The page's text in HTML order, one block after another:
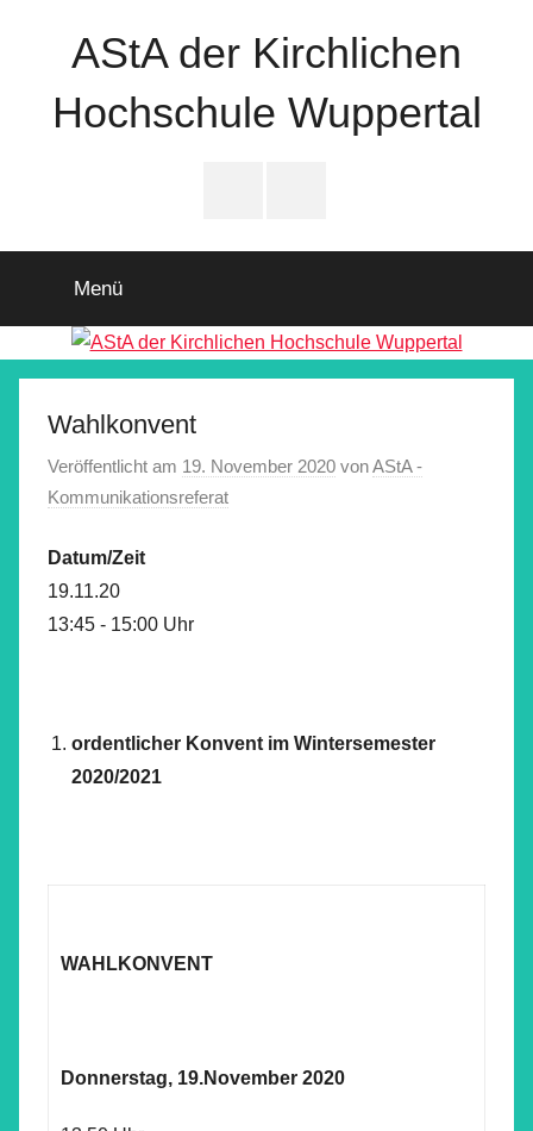
AStA der Kirchlichen
Hochschule Wuppertal
Menü
Wahlkonvent
Veröffentlicht am 19. November 2020 vonAStA -
Kommunikationsreferat
Datum/Zeit
19.11.20
13:45 - 15:00 Uhr
ordentlicher Konvent im Wintersemester
2020/2021
WAHLKONVENT
Donnerstag, 19.November 2020